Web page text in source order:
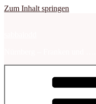
Zum Inhalt springen